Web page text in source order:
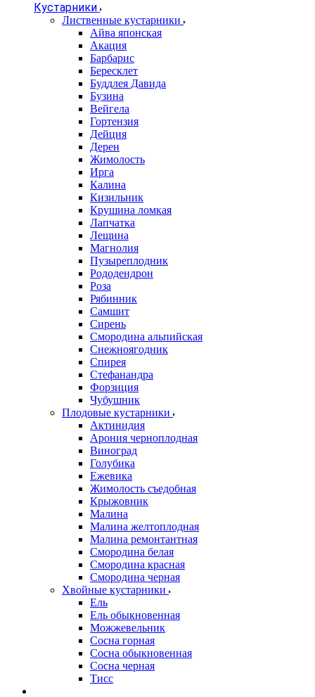
Кустарники
Лиственные кустарники
Айва японская
Акация
Барбарис
Бересклет
Буддлея Давида
Бузина
Вейгела
Гортензия
Дейция
Дерен
Жимолость
Ирга
Калина
Кизильник
Крушина ломкая
Лапчатка
Лещина
Магнолия
Пузыреплодник
Рододендрон
Роза
Рябинник
Самшит
Сирень
Смородина альпийская
Снежноягодник
Спирея
Стефанандра
Форзиция
Чубушник
Плодовые кустарники
Актинидия
Арония черноплодная
Виноград
Голубика
Ежевика
Жимолость съедобная
Крыжовник
Малина
Малина желтоплодная
Малина ремонтантная
Смородина белая
Смородина красная
Смородина черная
Хвойные кустарники
Ель
Ель обыкновенная
Можжевельник
Сосна горная
Сосна обыкновенная
Сосна черная
Тисс